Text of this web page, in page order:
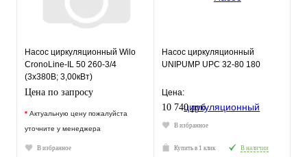
Насос циркуляционный Wilo
CronoLine-IL 50 260-3/4
(3х380В; 3,00кВт)
Цена по запросу
* Актуальную цену пожалуйста
уточните у менеджера
В избранное
Насос циркуляционный
UNIPUMP UPC 32-80 180
Цена:
10 740 руб.
В избранное
Купить в 1 клик В наличии